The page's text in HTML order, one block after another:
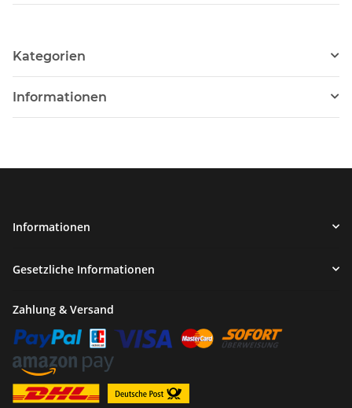
Kategorien
Informationen
Informationen
Gesetzliche Informationen
Zahlung & Versand